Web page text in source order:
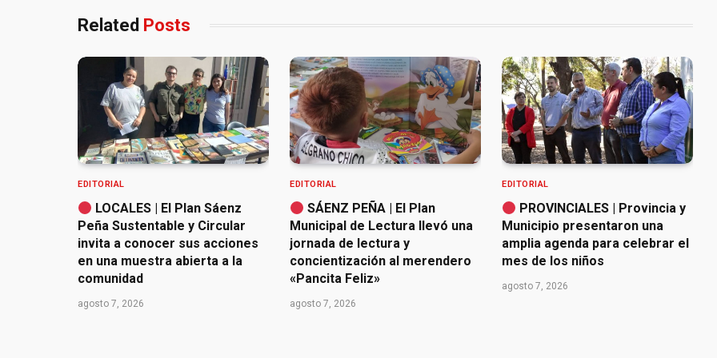
Related Posts
EDITORIAL
LOCALES | El Plan Sáenz
Peña Sustentable y Circular
invita a conocer sus acciones
en una muestra abierta a la
comunidad
agosto 7, 2026
EDITORIAL
SÁENZ PEÑA | El Plan
Municipal de Lectura llevó una
jornada de lectura y
concientización al merendero
«Pancita Feliz»
agosto 7, 2026
EDITORIAL
PROVINCIALES | Provincia y
Municipio presentaron una
amplia agenda para celebrar el
mes de los niños
agosto 7, 2026